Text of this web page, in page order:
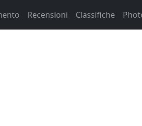
Recensioni Classifiche